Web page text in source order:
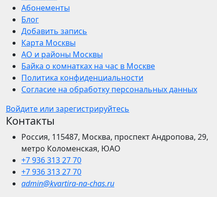
Абонементы
Блог
Добавить запись
Карта Москвы
АО и районы Москвы
Байка о комнатках на час в Москве
Политика конфиденциальности
Согласие на обработку персональных данных
Войдите или зарегистрируйтесь
Контакты
Россия, 115487, Москва, проспект Андропова, 29,
метро Коломенская, ЮАО
+7 936 313 27 70
+7 936 313 27 70
admin@kvartira-na-chas.ru